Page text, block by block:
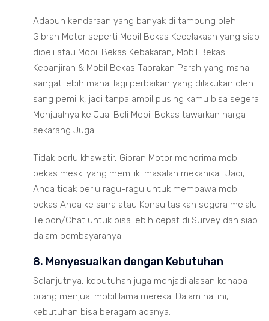
Adapun kendaraan yang banyak di tampung oleh
Gibran Motor seperti Mobil Bekas Kecelakaan yang siap
dibeli atau Mobil Bekas Kebakaran, Mobil Bekas
Kebanjiran & Mobil Bekas Tabrakan Parah yang mana
sangat lebih mahal lagi perbaikan yang dilakukan oleh
sang pemilik, jadi tanpa ambil pusing kamu bisa segera
Menjualnya ke Jual Beli Mobil Bekas tawarkan harga
sekarang Juga!
Tidak perlu khawatir, Gibran Motor menerima mobil
bekas meski yang memiliki masalah mekanikal. Jadi,
Anda tidak perlu ragu-ragu untuk membawa mobil
bekas Anda ke sana atau Konsultasikan segera melalui
Telpon/Chat untuk bisa lebih cepat di Survey dan siap
dalam pembayaranya.
8. Menyesuaikan dengan Kebutuhan
Selanjutnya, kebutuhan juga menjadi alasan kenapa
orang menjual mobil lama mereka. Dalam hal ini,
kebutuhan bisa beragam adanya.